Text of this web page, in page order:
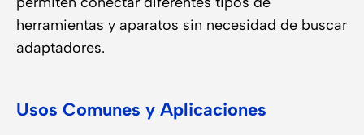
herramientas y aparatos sin necesidad de buscar
adaptadores.
Usos Comunes y Aplicaciones